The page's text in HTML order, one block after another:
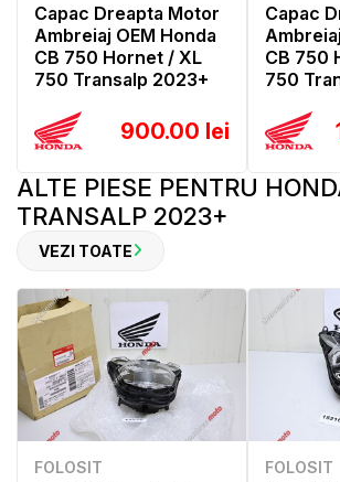
Capac Dreapta Motor
Ambreiaj OEM Honda
CB 750 Hornet / XL
750 Transalp 2023+
900.00 lei
Capac
CB 750
750
ALTE PIESE PENTRU
TRANSALP 2023+
VEZI TOATE
FOLOSIT FOLOSIT